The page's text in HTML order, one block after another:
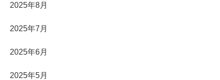
2025年8月
2025年7月
2025年6月
2025年5月